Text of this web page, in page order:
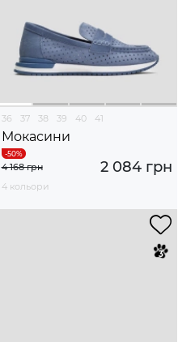
36 37 38 39 40 41
Мокасини
2 084 грн
4 168 грн
4 кольори